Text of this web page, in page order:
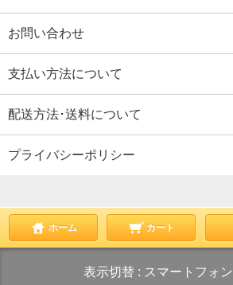
お問い合わせ
支払い方法について
配送方法･送料について
プライバシーポリシー
ホーム カート
表示切替 : スマートフォン